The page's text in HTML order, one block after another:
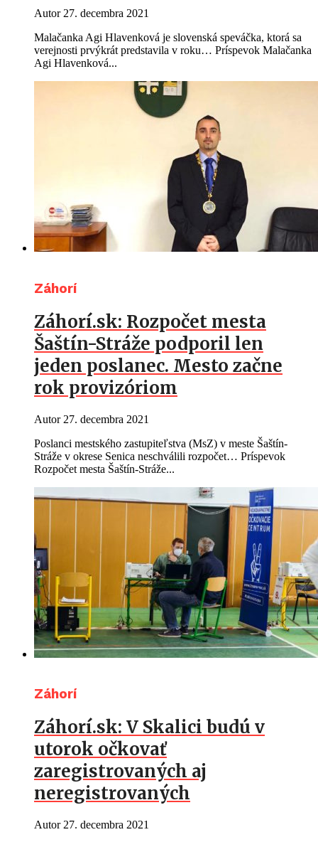
Autor 27. decembra 2021
Malačanka Agi Hlavenková je slovenská speváčka, ktorá sa
verejnosti prvýkrát predstavila v roku… Príspevok Malačanka
Agi Hlavenková...
Záhorí
Záhorí.sk: Rozpočet mesta
Šaštín-Stráže podporil len
jeden poslanec. Mesto začne
rok provizóriom
Autor 27. decembra 2021
Poslanci mestského zastupiteľstva (MsZ) v meste Šaštín-
Stráže v okrese Senica neschválili rozpočet… Príspevok
Rozpočet mesta Šaštín-Stráže...
Záhorí
Záhorí.sk: V Skalici budú v
utorok očkovať
zaregistrovaných aj
neregistrovaných
Autor 27. decembra 2021